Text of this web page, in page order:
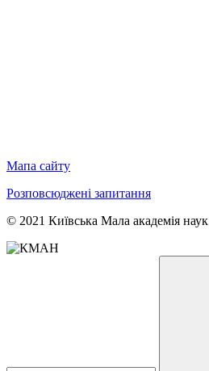
Мапа сайту
Розповсюджені запитання
© 2021 Київська Мала академія